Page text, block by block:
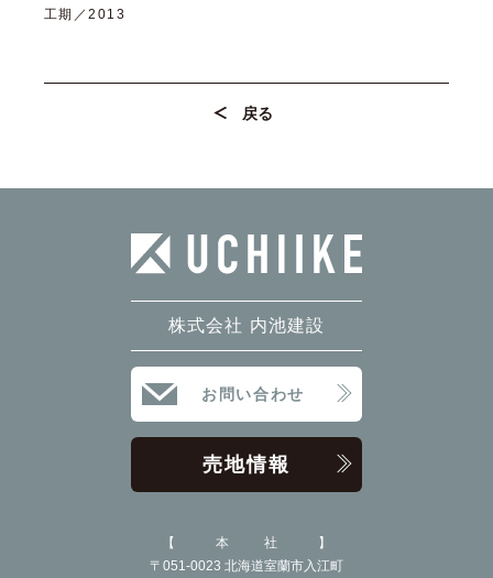
工期／2013
戻る
株式会社 内池建設
お問い合わせ
売地情報
本社
〒051-0023 北海道室蘭市入江町